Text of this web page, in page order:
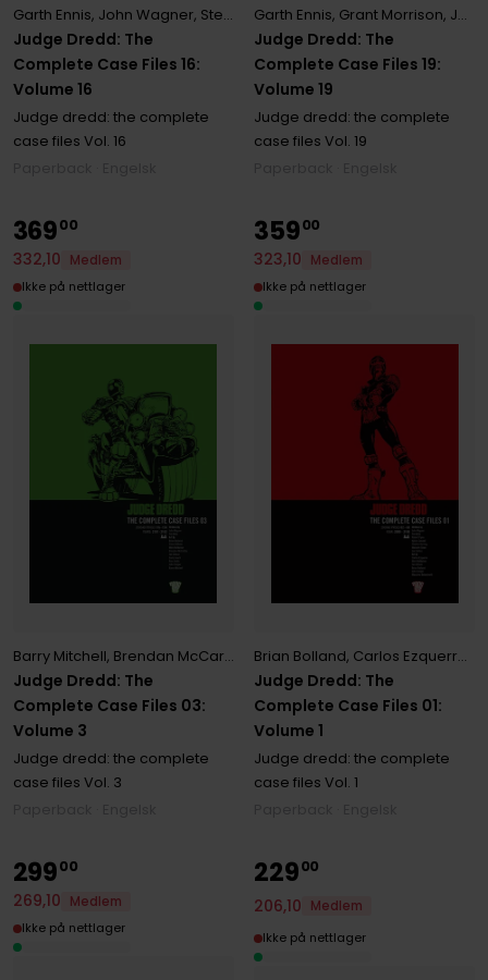
Judge Dredd: The
Complete Case Files 16:
Volume 16
Garth Ennis, John Wagner, Steve Dillon
Judge dredd: the complete
case files Vol. 16
Judge Dredd: The
Complete Case Files 19:
Volume 19
Garth Ennis, Grant Morrison, John Wagner
Judge dredd: the complete
case files Vol. 19
Judge Dredd: The
Complete Case Files 03:
Volume 3
Barry Mitchell, Brendan McCarthy Brian Bolland, Dave Gibbons,
Judge dredd: the complete
case files Vol. 3
36900
332,10
Medlem
Ikke på nettlager
Judge Dredd: The
Complete Case Files 01:
Volume 1
Brian Bolland, Carlos Ezquerra
Judge dredd: the complete
case files Vol. 1
35900
323,10
Medlem
Ikke på nettlager
29900
269,10
Medlem
Ikke på nettlager
22900
206,10
Medlem
Ikke på nettlager